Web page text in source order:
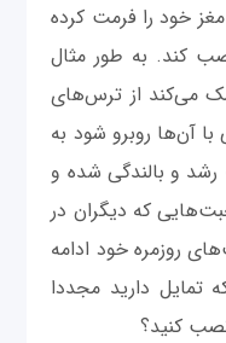
خود را فرمت کرده
کند. به طور مثال
می‌کند از ترس‌های
آن‌ها روبرو شود به
رشد و بالندگی شده و
که دیگران در
روزمره خود ادامه
دارید مجددا
کنید؟